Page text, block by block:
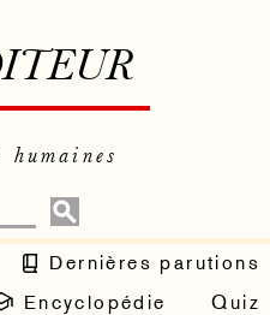
Dernières parutions
Encyclopédie
Quiz